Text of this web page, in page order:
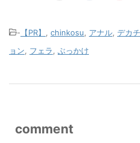
- 【PR】 chinkosu アナル デカ
ョン
フェラ ぶっかけ
comment